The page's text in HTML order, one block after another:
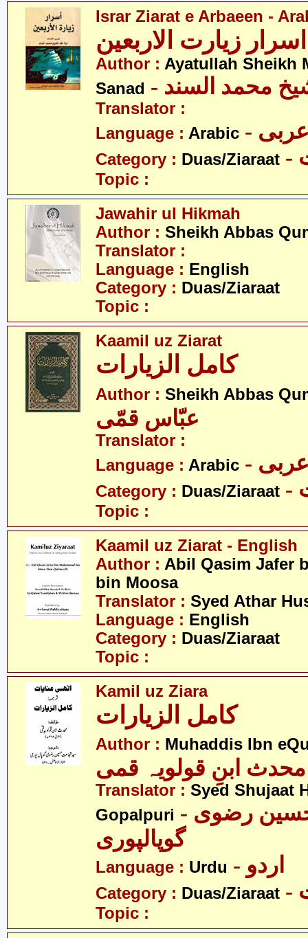
Israr Ziarat e Arbaeen -
اسرار زیارت الاربعین
Author : Ayatullah Sheikh
Sanad
محمد السند
Translator :
Language : Arabic عربی
Category : Duas/Ziaraat
Topic :
Jawahir ul Hikmah
Author : Sheikh Abbas
Translator :
Language : English
Category : Duas/Ziaraat
Topic :
Kaamil uz Ziarat
کامل الزیارات
Author : Sheikh Abbas
عبّاس قمّی
Translator :
Language : Arabic عربی
Category : Duas/Ziaraat
Topic :
Kaamil uz Ziarat - English
Author : Abil Qasim Jafer
bin Moosa
Translator : Syed Athar
Language : English
Category : Duas/Ziaraat
Topic :
Kamil uz Ziara
کامل الزیارات
Author : Muhaddis Ibn
محدث ابنِ قولویہ قمی
Translator : Syed Shujaat
Gopalpuri - سید شجاعت حسین رضوی
گوپالپوری
Language : Urdu - اردو
Category : Duas/Ziaraat
Topic :